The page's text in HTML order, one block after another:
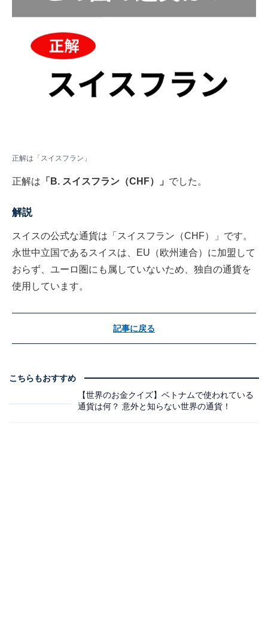
正解は「スイスフラン」
正解は 「B. スイスフラン（CHF）」 でした。
解説
スイスの公式な通貨は「スイスフラン（CHF）」です。
永世中立国であるスイスは、EU（欧州連合）に加盟して
おらず、ユーロ圏にも属していないため、独自の通貨を
使用しています。
記事に戻る
こちらもおすすめ
【世界のお金クイズ】ベトナムで使われている
通貨は何？ 意外と知らない世界の通貨！